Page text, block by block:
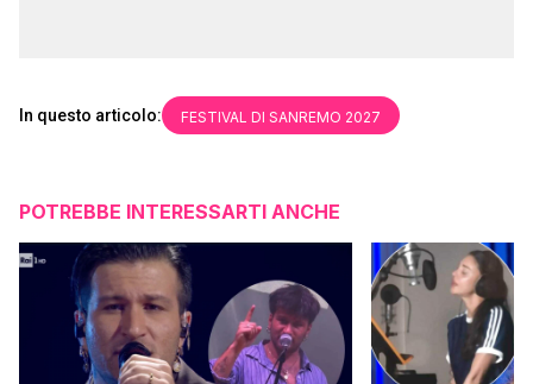
In questo articolo: FESTIVAL DI SANREMO 2027
POTREBBE INTERESSARTI ANCHE